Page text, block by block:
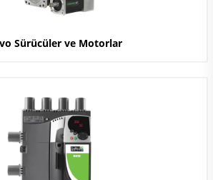
Sürücüler ve Motorlar